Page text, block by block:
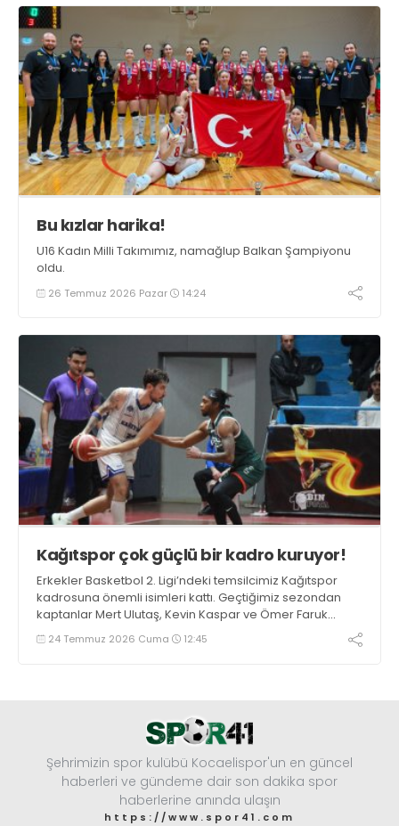
Bu kızlar harika!
U16 Kadın Milli Takımımız, namağlup Balkan Şampiyonu
oldu.
26 Temmuz 2026 Pazar 14:24
Kağıtspor çok güçlü bir kadro kuruyor!
Erkekler Basketbol 2. Ligi’ndeki temsilcimiz Kağıtspor
kadrosuna önemli isimleri kattı. Geçtiğimiz sezondan
kaptanlar Mert Ulutaş, Kevin Kaspar ve Ömer Faruk
Ermat ile yola devam edildi. Takıma 3 oyuncu daha
eklenecek.
24 Temmuz 2026 Cuma 12:45
Şehrimizin spor kulübü Kocaelispor'un en güncel
haberleri ve gündeme dair son dakika spor
haberlerine anında ulaşın
https://www.spor41.com